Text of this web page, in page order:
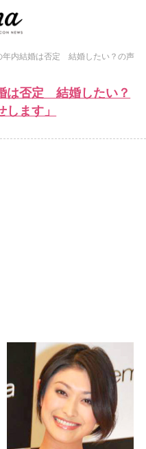
年内結婚は否定 結婚したい？の声
は否定 結婚したい？
ます」